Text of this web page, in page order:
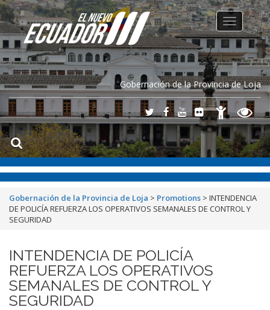
Gobernación de la Provincia de Loja
Toggle
navigation
Gobernación de la Provincia de Loja > Promotions > INTENDENCIA
DE POLICÍA REFUERZA LOS OPERATIVOS SEMANALES DE CONTROL Y
SEGURIDAD
INTENDENCIA DE POLICÍA
REFUERZA LOS OPERATIVOS
SEMANALES DE CONTROL Y
SEGURIDAD